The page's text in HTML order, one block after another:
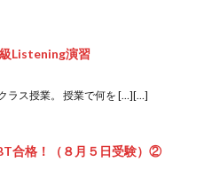
Listening演習
ラス授業。 授業で何を […][…]
合格！（８月５日受験）②